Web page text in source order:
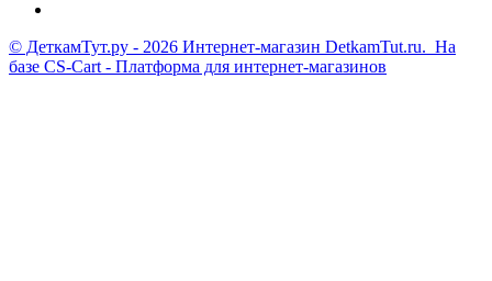
© ДеткамТут.ру - 2026 Интернет-магазин DetkamTut.ru. На
базе CS-Cart - Платформа для интернет-магазинов